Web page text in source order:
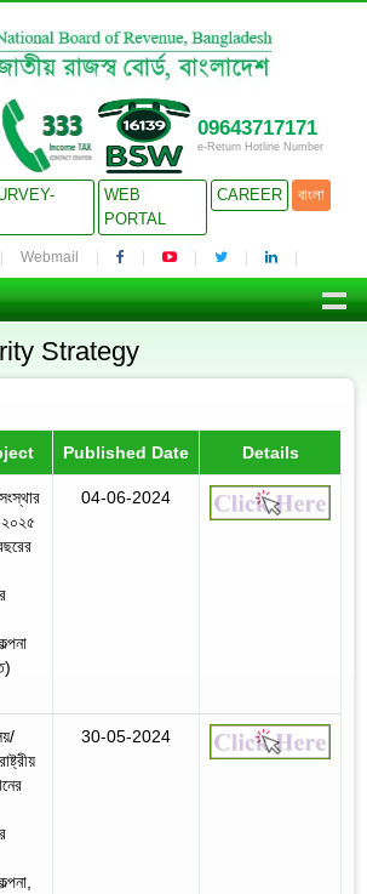
09643717171
e-Return Hotline Number
WEB
PORTAL
CAREER বাংলা
Webmail
Strategy
Published Date Details
04-06-2024
30-05-2024